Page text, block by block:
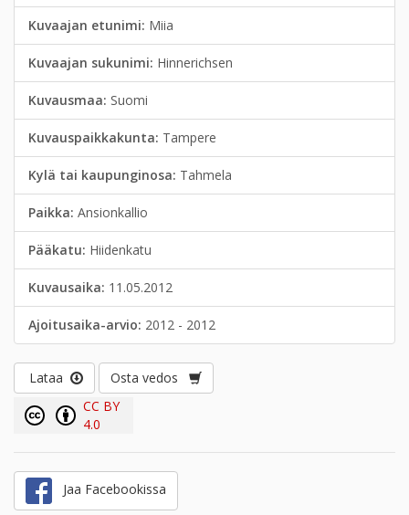
Kuvaajan etunimi: Miia
Kuvaajan sukunimi: Hinnerichsen
Kuvausmaa: Suomi
Kuvauspaikkakunta: Tampere
Kylä tai kaupunginosa: Tahmela
Paikka: Ansionkallio
Pääkatu: Hiidenkatu
Kuvausaika: 11.05.2012
Ajoitusaika-arvio: 2012 - 2012
Lataa
Osta vedos
CC BY
4.0
Jaa Facebookissa